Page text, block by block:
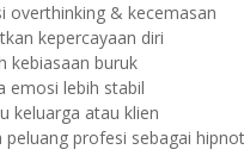
overthinking & kecemasan
kepercayaan diri
kebiasaan buruk
emosi lebih stabil
keluarga atau klien
peluang profesi sebagai